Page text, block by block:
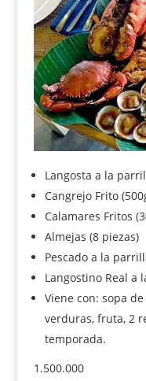
Langosta a la
Cangrejo Frito
Calamares Fritos
Almejas (8 piezas)
Pescado a la
Langostino Real a
Viene con: sopa
verduras, fruta, 2
temporada.
1.500.000